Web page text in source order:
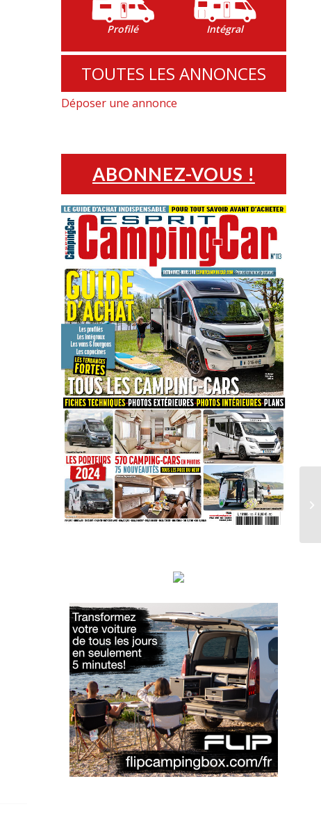
Profilé Intégral
TOUTES LES ANNONCES
Déposer une annonce
ABONNEZ-VOUS !